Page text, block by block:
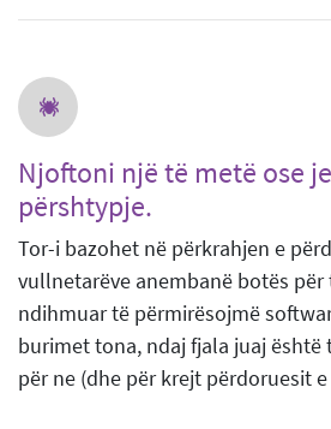
Njoftoni një të metë ose
përshtypje.
Tor-i bazohet në përkrahjen e
vullnetarëve anembanë botës për
ndihmuar të përmirësojmë
burimet tona, ndaj fjala juaj është
për ne (dhe për krejt përdoruesit